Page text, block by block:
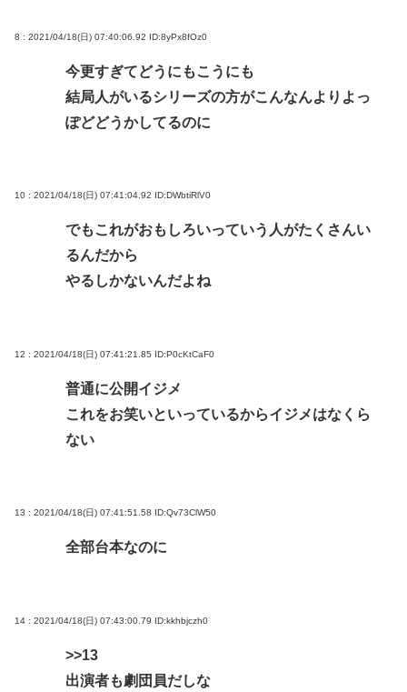
8 : 2021/04/18(日) 07:40:06.92 ID:8yPx8fOz0
今更すぎてどうにもこうにも
結局人がいるシリーズの方がこんなんよりよっ
ぽどどうかしてるのに
10 : 2021/04/18(日) 07:41:04.92 ID:DWbtiRlV0
でもこれがおもしろいっていう人がたくさんい
るんだから
やるしかないんだよね
12 : 2021/04/18(日) 07:41:21.85 ID:P0cKtCaF0
普通に公開イジメ
これをお笑いといっているからイジメはなくら
ない
13 : 2021/04/18(日) 07:41:51.58 ID:Qv73ClW50
全部台本なのに
14 : 2021/04/18(日) 07:43:00.79 ID:kkhbjczh0
>>13
出演者も劇団員だしな